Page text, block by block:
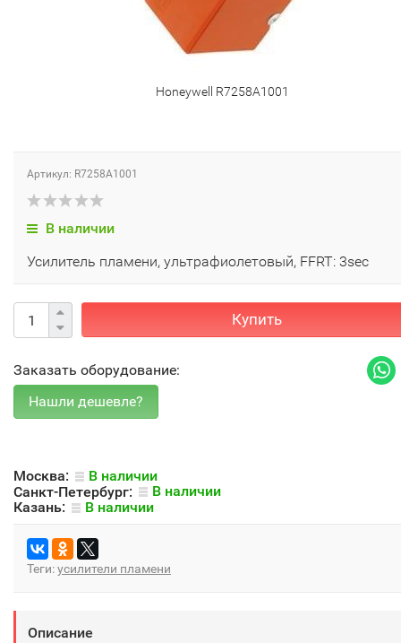
Honeywell R7258A1001
Артикул: R7258A1001
В наличии
Усилитель пламени, ультрафиолетовый, FFRT: 3sec
Купить
Заказать оборудование:
Москва:
В наличии
Санкт-Петербург:
В наличии
Казань:
В наличии
Теги:усилители пламени
Описание